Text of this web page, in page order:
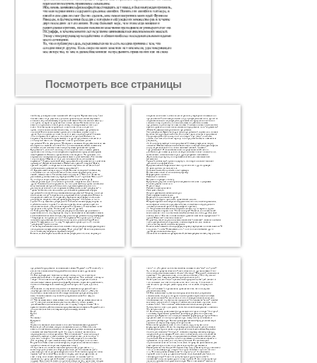
Посмотреть все страницы